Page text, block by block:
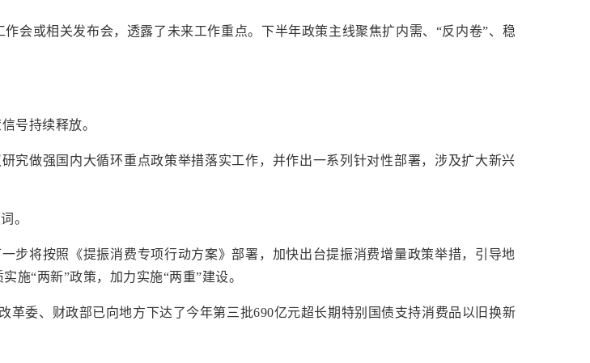
会或相关发布会，透露了未来工作重点。下半年政策主线聚焦扩内需、“反内卷”、稳
号持续释放。
究做强国内大循环重点政策举措落实工作，并作出一系列针对性部署，涉及扩大新兴
。
步将按照《提振消费专项行动方案》部署，加快出台提振消费增量政策举措，引导地
施“两新”政策，加力实施“两重”建设。
委、财政部已向地方下达了今年第三批690亿元超长期特别国债支持消费品以旧换新